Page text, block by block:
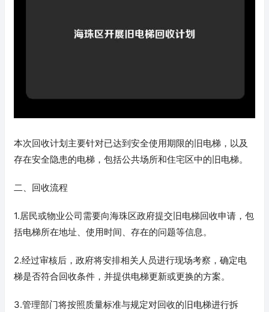
本次回收计划主要针对已达到安全使用期限的旧电梯，以及
存在安全隐患的电梯，包括公共场所和住宅区中的旧电梯。
二、回收流程
1.居民或物业公司需要向海珠区政府提交旧电梯回收申请，包
括电梯所在地址、使用时间、存在的问题等信息。
2.经过审核后，政府将安排相关人员进行现场考察，确定电
梯是否符合回收条件，并提供电梯更新或更换的方案。
3.管理部门将按照质量标准与规定对回收的旧电梯进行拆